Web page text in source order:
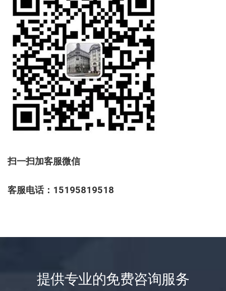
扫一扫加客服微信
客服电话：15195819518
提供专业的免费咨询服务